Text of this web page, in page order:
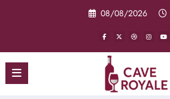
08/08/2026